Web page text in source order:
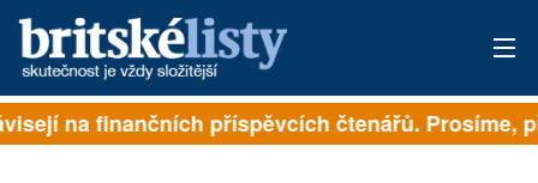
PŘIHLÁSIT
na finančních příspěvcích čtenářů. Prosíme,